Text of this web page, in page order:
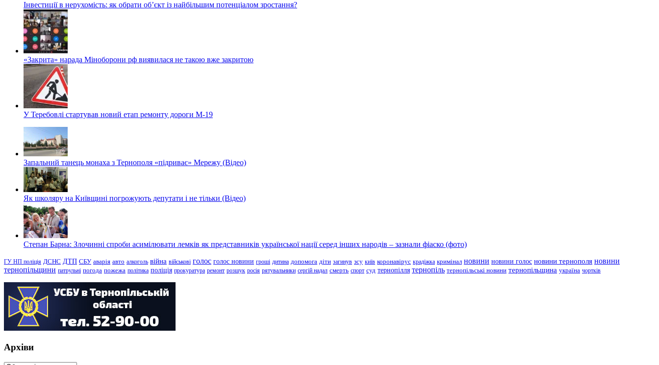
Інвестиції в нерухомість: як обрати об’єкт із найбільшим потенціалом зростання?
«Закрита» нарада Міноборони рф виявилася не такою вже закритою
У Теребовлі стартував новий етап ремонту дороги М-19
Запальний танець монаха з Тернополя «підриває» Мережу (Відео)
Як школяру на Київщині погрожують депутати і не тільки (Відео)
Степан Барна: Злочинні спроби асимілювати лемків як представників української нації серед інших народів – зазнали фіаско (фото)
ГУ НП поліція ДСНС ДТП СБУ аварія авто алкоголь війна військові голос голос новини гроші дитина допомога діти загинув зсу київ коронавірус крадіжка кримінал новини новини голос новини тернополя новини
тернопільщини патрульні погода пожежа політика поліція прокуратура ремонт розшук росія рятувальники сергій надал смерть спорт суд тернопілля тернопіль тернопільські новини тернопільщина україна чортків
Архіви